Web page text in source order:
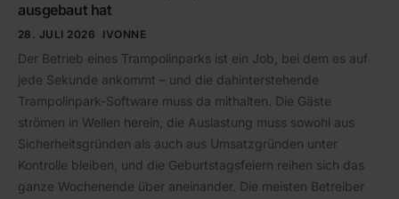
ausgebaut hat
28. JULI 2026 IVONNE
Der Betrieb eines Trampolinparks ist ein Job, bei dem es auf
jede Sekunde ankommt – und die dahinterstehende
Trampolinpark-Software muss da mithalten. Die Gäste
strömen in Wellen herein, die Auslastung muss sowohl aus
Sicherheitsgründen als auch aus Umsatzgründen unter
Kontrolle bleiben, und die Geburtstagsfeiern reihen sich das
ganze Wochenende über aneinander. Die meisten Betreiber